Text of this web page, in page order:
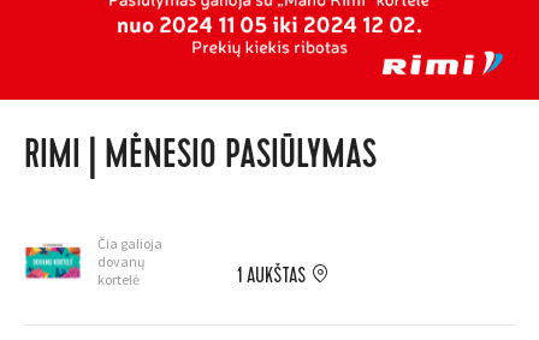
RIMI | MĖNESIO PASIŪLYMAS
Čia galioja
dovanų
kortelė
1 AUKŠTAS